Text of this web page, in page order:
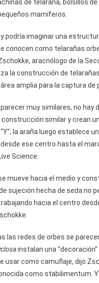
de telaraña, bolsillos
mamíferos.
podría imaginar una
conocen como telarañas
aracnólogo de la
la construcción de
amplia para la captura
muy similares, no
similar y crean
la araña luego establece
ese centro hasta el
Science.
mueve hacia el medio y
sujeción hecha de seda no
hacia el centro
las redes de orbes se
instalan una
usar como camuflaje, dijo
como stabilimentum.